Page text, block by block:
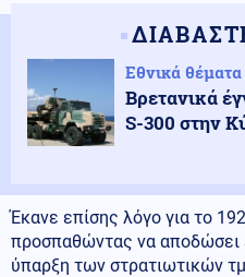
Εθνικά θέματα
Βρετανικά
S-300 στην
Έκανε επίσης λόγο για το
προσπαθώντας να αποδώσει
ύπαρξη των στρατιωτικών